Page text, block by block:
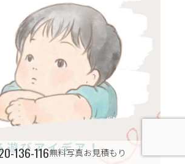
136-116無料写真お見積もり